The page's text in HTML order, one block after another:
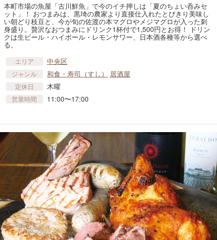
本町市場の魚屋「古川鮮魚」で今のイチ押しは「夏のちょい呑みセ
ット」！ おつまみは、黒埼の農家より直接仕入れたとびきり美味し
い朝どり枝豆と、今が旬の佐渡の本マグロやメジマグロが入った刺
身盛り。贅沢なおつまみにドリンク1杯付で1,500円とお得！ ドリン
クは生ビール・ハイボール・レモンサワー、日本酒各種等から選べ
る。
エリア 中央区
ジャンル 和食・寿司（すし） 居酒屋
定休日 木曜
営業時間 11:00〜17:00